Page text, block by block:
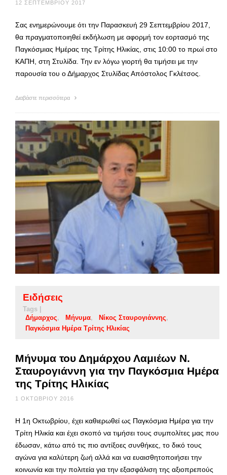
12 ΣΕΠΤΕΜΒΡΊΟΥ 2017
Σας ενημερώνουμε ότι την Παρασκευή 29 Σεπτεμβρίου 2017,
θα πραγματοποιηθεί εκδήλωση με αφορμή τον εορτασμό της
Παγκόσμιας Ημέρας της Τρίτης Ηλικίας, στις 10:00 το πρωί στο
ΚΑΠΗ, στη Στυλίδα. Την εν λόγω γιορτή θα τιμήσει με την
παρουσία του ο Δήμαρχος Στυλίδας Απόστολος Γκλέτσος.
Διαβάστε περισσότερα
Ειδήσεις
Tags |
Δήμαρχος
Μήνυμα
Νίκος Σταυρογιάννης
Παγκόσμια Ημέρα Τρίτης Ηλικίας
Μήνυμα του Δημάρχου Λαμιέων Ν.
Σταυρογιάννη για την Παγκόσμια Ημέρα
της Τρίτης Ηλικίας
1 ΟΚΤΩΒΡΊΟΥ 2016
Η 1η Οκτωβρίου, έχει καθιερωθεί ως Παγκόσμια Ημέρα για την
Τρίτη Ηλικία και έχει σκοπό να τιμήσει τους συμπολίτες μας που
έδωσαν, κάτω από τις πιο αντίξοες συνθήκες, το δικό τους
αγώνα για καλύτερη ζωή αλλά και να ευαισθητοποιήσει την
κοινωνία και την πολιτεία για την εξασφάλιση της αξιοπρεπούς